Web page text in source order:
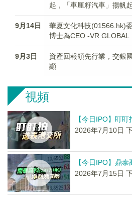
起，「車厘籽汽車」揚帆
9月14日
華夏文化科技(01566.hk)
博士為CEO -VR GLOBAL
9月3日
資產回報領先行業，交銀
顯
視頻
【今日IPO】盯
2026年7月10日
【今日IPO】鼎
2026年7月15日